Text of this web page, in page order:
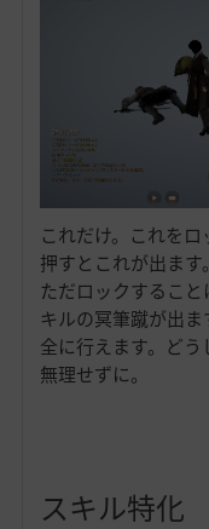
これだけ。これを
押すとこれが出ます
ただロックするこ
キルの冥筆蹴が出
全に行えます。ど
無理せずに。
スキル特化